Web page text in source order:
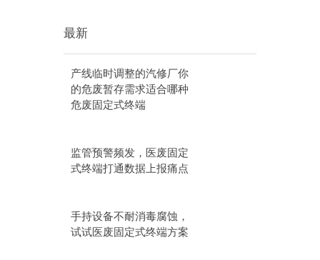
最新
产线临时调整的汽修厂你
的危废暂存需求适合哪种
危废固定式终端
监管预警频发，医废固定
式终端打通数据上报痛点
手持设备不耐消毒腐蚀，
试试医废固定式终端方案